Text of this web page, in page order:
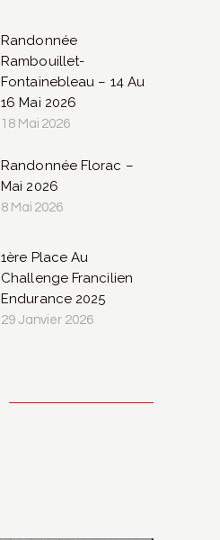
Randonnée
Rambouillet-
Fontainebleau – 14 Au
16 Mai 2026
18 Mai 2026
Randonnée Florac –
Mai 2026
8 Mai 2026
1ère Place Au
Challenge Francilien
Endurance 2025
29 Janvier 2026